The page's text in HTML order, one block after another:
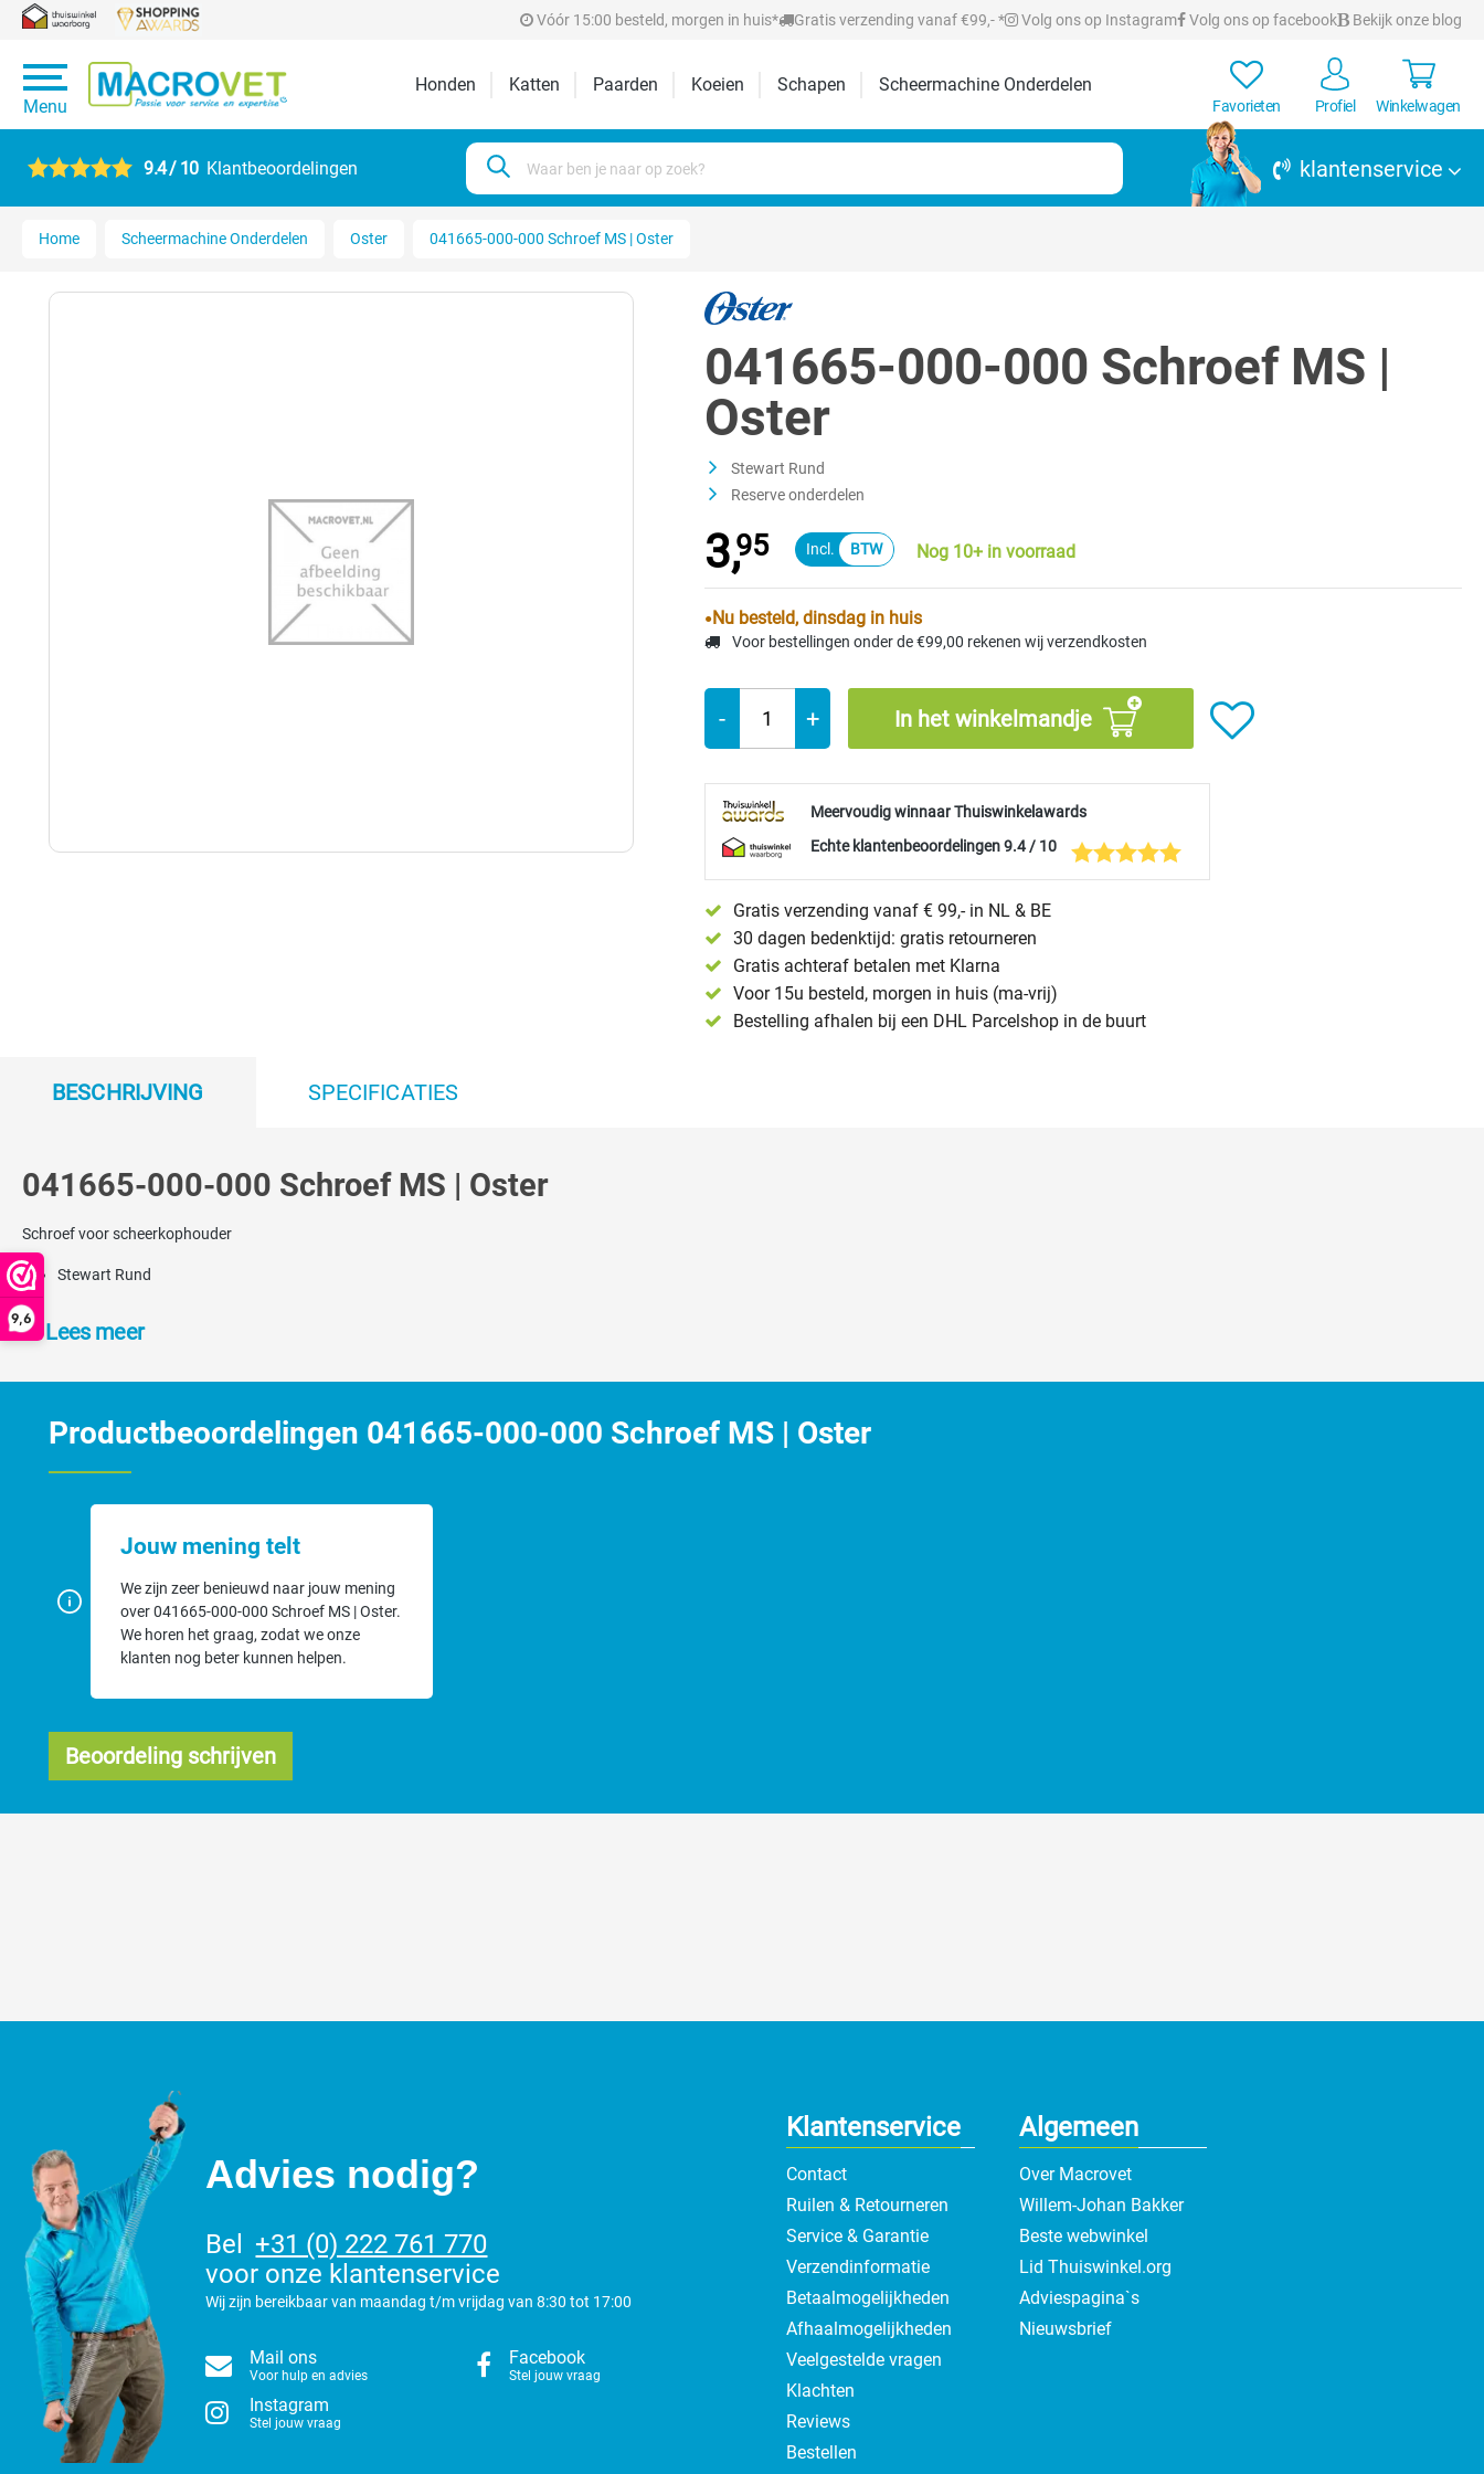
9,6
Vóór 15:00 besteld, morgen in huis* Gratis verzending vanaf €99,- * Volg ons op Instagram Volg ons op facebook Bekijk onze blog
Menu
Honden Katten Paarden Koeien Schapen Scheermachine Onderdelen
Favorieten Profiel Winkelwagen
9.4 / 10 Klantbeoordelingen klantenservice
Home Scheermachine Onderdelen Oster 041665-000-000 Schroef MS | Oster
041665-000-000 Schroef MS |
Oster
Stewart Rund
Reserve onderdelen
3,95 Nog 10+ in voorraad
Nu besteld, dinsdag in huis
Voor bestellingen onder de €99,00 rekenen wij verzendkosten
- + In het winkelmandje
Meervoudig winnaar Thuiswinkelawards
Echte klantenbeoordelingen 9.4 / 10
Gratis verzending vanaf € 99,- in NL & BE
30 dagen bedenktijd: gratis retourneren
Gratis achteraf betalen met Klarna
Voor 15u besteld, morgen in huis (ma-vrij)
Bestelling afhalen bij een DHL Parcelshop in de buurt
BESCHRIJVING SPECIFICATIES
041665-000-000 Schroef MS | Oster
Schroef voor scheerkophouder
Stewart Rund
Lees meer
Productbeoordelingen 041665-000-000 Schroef MS | Oster
Jouw mening telt
We zijn zeer benieuwd naar jouw mening
over 041665-000-000 Schroef MS | Oster.
We horen het graag, zodat we onze
klanten nog beter kunnen helpen.
Beoordeling schrijven
Klantenservice
Contact
Ruilen & Retourneren
Service & Garantie
Verzendinformatie
Betaalmogelijkheden
Afhaalmogelijkheden
Veelgestelde vragen
Klachten
Reviews
Bestellen
Algemeen
Over Macrovet
Willem-Johan Bakker
Beste webwinkel
Lid Thuiswinkel.org
Adviespagina`s
Nieuwsbrief
Advies nodig?
Bel
+31 (0) 222 761 770
voor onze klantenservice
Wij zijn bereikbaar van maandag t/m vrijdag van 8:30 tot 17:00
Mail ons
Voor hulp en advies
Facebook
Stel jouw vraag
Instagram
Stel jouw vraag